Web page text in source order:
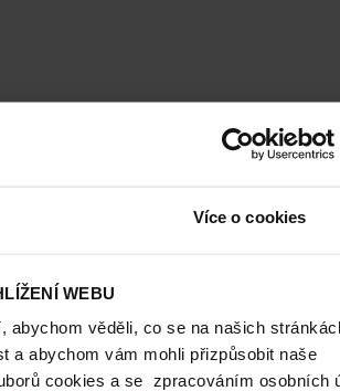
Více o cookies
WEBU
věděli, co se na našich
a abychom vám mohli přizpůsobit naše
cookies a se zpracováním osobních